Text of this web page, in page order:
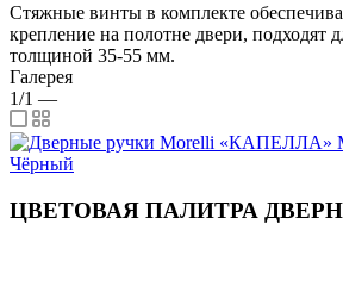
Стяжные винты в комплекте
крепление на полотне двери, подходят
толщиной 35-55 мм.
Галерея
1/1 —
ЦВЕТОВАЯ ПАЛИТРА